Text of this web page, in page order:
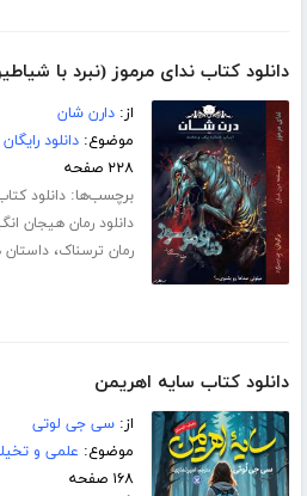
دانلود کتاب ندای مرموز (نبرد با
از:دارن شان
موضوع:دانلود
۲۲۸ صفحه
برچسب‌ها:دانلود
دانلود رمان هیجان
رمان ترسناک،داستان
دانلود کتاب سایه اهریمن
از:سی جی لوتی
موضوع: علمی و
۱۶۸ صفحه